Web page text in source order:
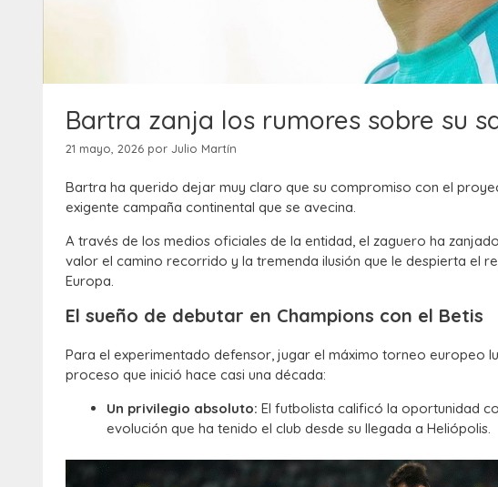
Bartra zanja los rumores sobre su
21 mayo, 2026 por Julio Martín
Bartra ha querido dejar muy claro que su compromiso con el
exigente campaña continental que se avecina.
A través de los medios oficiales de la entidad, el zaguero ha
valor el camino recorrido y la tremenda ilusión que le despierta el
Europa.
El sueño de debutar en Champions con el Betis
Para el experimentado defensor, jugar el máximo torneo europeo
proceso que inició hace casi una década:
Un privilegio absoluto: El futbolista calificó la oportunidad
evolución que ha tenido el club desde su llegada a Heliópolis.